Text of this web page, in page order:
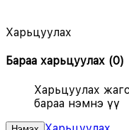
Харьцуулах
Бараа харьцуулах (0)
Харьцуулах
бараа нэмнэ үү